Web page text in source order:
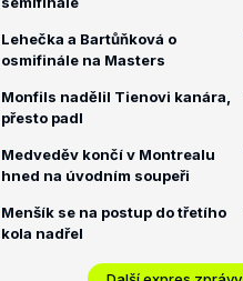
Lehečka a Bartůňková o
osmifinále na Masters
Monfils nadělil Tienovi kanára,
přesto padl
Medveděv končí v Montrealu
hned na úvodním soupeři
Menšík se na postup do třetího
kola nadřel